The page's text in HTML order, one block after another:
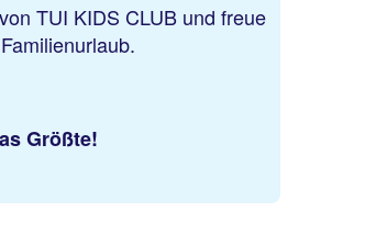
TUI KIDS CLUB und freue
Größte!